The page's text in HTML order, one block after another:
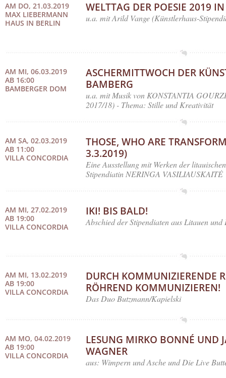
AM DO, 21.03.2019
MAX LIEBERMANN
HAUS IN BERLIN
WELTTAG DER POESIE 2019
u.a. mit Arild Vange (Künstlerhaus-
AM MI, 06.03.2019
AB 16:00
BAMBERGER DOM
ASCHERMITTWOCH DER
BAMBERG
u.a. mit Musik von KONSTANTIA
2017/18) - Thema: Stille und Kreativität
AM SA, 02.03.2019
AB 11:00
VILLA CONCORDIA
THOSE, WHO ARE
3.3.2019)
Eine Ausstellung mit Werken der
Stipendiatin NERINGA VASILIAUSKAITĖ
AM MI, 27.02.2019
AB 19:00
VILLA CONCORDIA
IKI! BIS BALD!
Abschied der Stipendiaten aus Litauen und
AM MI, 13.02.2019
AB 19:00
VILLA CONCORDIA
DURCH KOMMUNIZIERENDE
RÖHREND KOMMUNIZIEREN!
Das Duo Butzmann/Kapielski
AM MO, 04.02.2019
AB 19:00
VILLA CONCORDIA
LESUNG MIRKO BONNÉ UND
WAGNER
aus: Wimpern und Asche und Die Live